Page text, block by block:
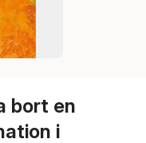
bort en
i